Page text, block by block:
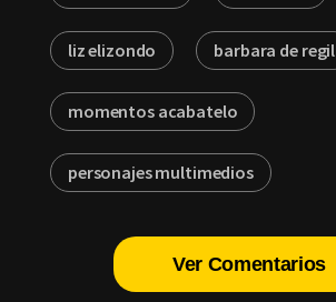
liz elizondo barbara de regil
momentos acabatelo
personajes multimedios
Ver Comentarios